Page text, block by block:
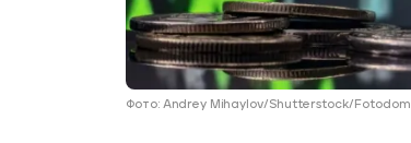
Фото: Andrey Mihaylov/Shutterstock/Fotodom